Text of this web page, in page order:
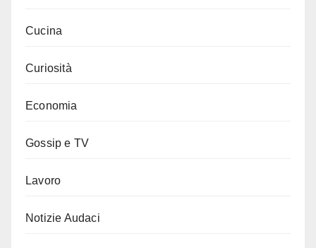
Cucina
Curiosità
Economia
Gossip e TV
Lavoro
Notizie Audaci